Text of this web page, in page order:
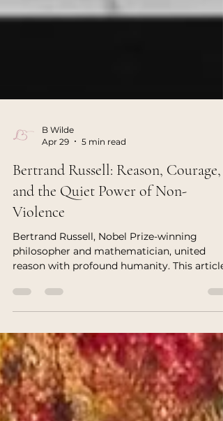
Apr 29
5 min read
Bertrand Russell: Reason, Courage,
and the Quiet Power of Non-
Violence
Bertrand Russell, Nobel Prize-winning
reason with profound humanity. This article
explores his philosophy of love, courage, and
his reflections on fear and emotional
openness. A personal and thoughtful
perspective connecting Russell’s insights
with coaching, inviting a deeper
with life, awareness, and the courage to
live.